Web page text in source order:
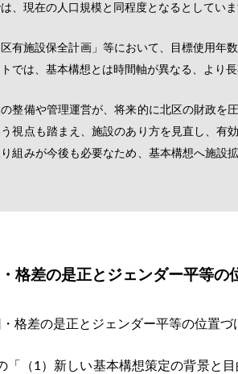
、現在の人口規模と同程度となるとしていま
有施設保全計画」等において、目標使用年
では、基本構想とは時間軸が異なる、より
整備や管理運営が、将来的に北区の財政を
視点も踏まえ、施設のあり方を見直し、有
組みが今後も必要なため、基本構想へ施設
・格差の是正とジェンダー平等の
格差の是正とジェンダー平等の位置づ
「（1）新しい基本構想策定の背景と